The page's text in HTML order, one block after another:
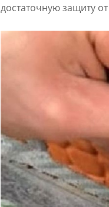
достаточную защиту